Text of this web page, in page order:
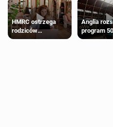
HMRC ostrzega
rodziców
pobierających Child
Anglia
program